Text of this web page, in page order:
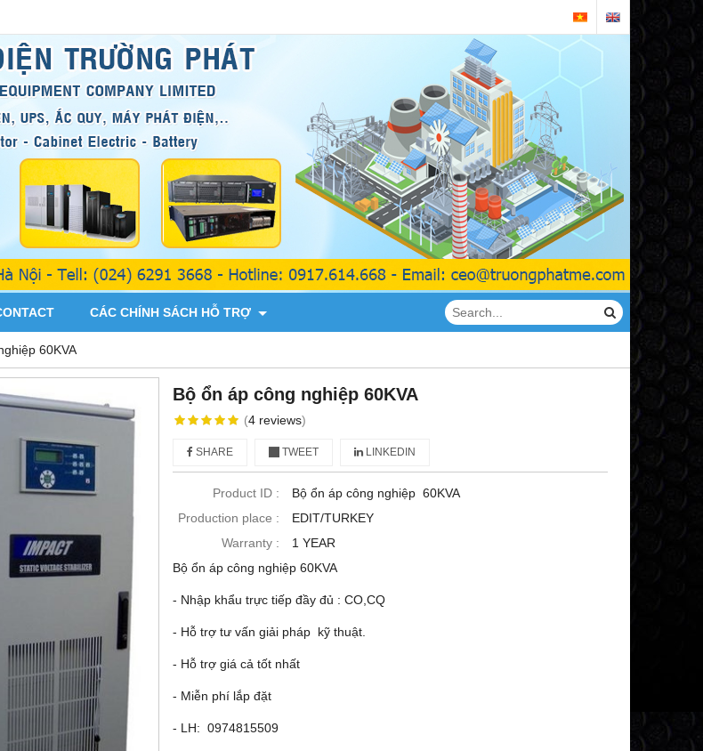
CÁC CHÍNH SÁCH HỖ TRỢ
60KVA
Bộ ổn áp công nghiệp 60KVA
(4 reviews)
SHARE TWEET LINKEDIN
Product ID :
Bộ ổn áp công nghiệp 60KVA
Production place :
EDIT/TURKEY
Warranty :
1 YEAR
Bộ ổn áp công nghiệp 60KVA
- Nhập khẩu trực tiếp đầy đủ : CO,CQ
- Hỗ trợ tư vấn giải pháp kỹ thuật.
- Hỗ trợ giá cả tốt nhất
- Miễn phí lắp đặt
- LH: 0974815509